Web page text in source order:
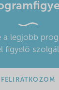
a legjobb
figyelő
FELIRATKOZOM